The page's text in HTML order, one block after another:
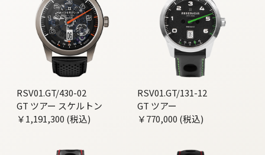
RSV01.GT/430-02
GT ツアー スケルトン
￥1,191,300 (税込)
RSV01.GT/131-12
GT ツアー
￥770,000 (税込)